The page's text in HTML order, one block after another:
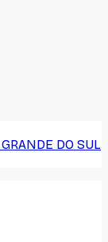
DO SUL